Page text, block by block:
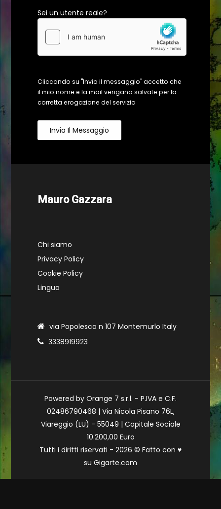
Sei un utente reale?
Cliccando su "Invia il messaggio" accetto che
il mio nome e la mail vengano salvate per la
corretta erogazione del servizio
Invia Il Messaggio
Mauro Gazzara
Chi siamo
Privacy Policy
Cookie Policy
Lingua
via Popolesco n 107 Montemurlo Italy
3338919923
Powered by Orange 7 s.r.l. - P.IVA e C.F.
02486790468 | Via Nicola Pisano 76L,
Viareggio (LU) - 55049 | Capitale Sociale
10.200,00 Euro
Tutti i diritti riservati - 2026 © Fatto con ♥
su Gigarte.com